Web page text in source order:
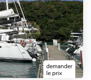
demander
le prix